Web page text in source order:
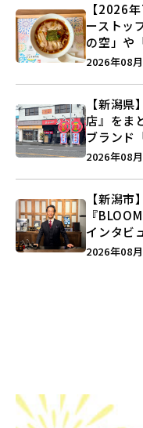
【2026
ーストッ
の空」や
注目記事
2026年08
【新潟
店』をま
ブランド
しょうが
2026年08
【新潟
『
インタビ
つくる装
2026年08